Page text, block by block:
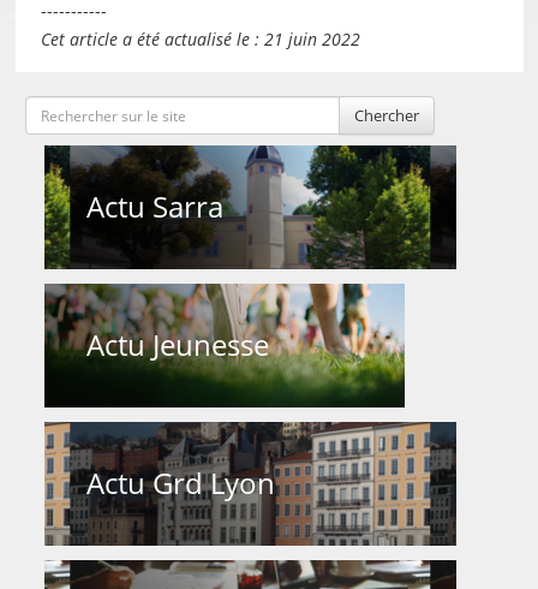
-----------
Cet article a été actualisé le : 21 juin 2022
Chercher
Actu Sarra
Actu Jeunesse
Actu Grd Lyon